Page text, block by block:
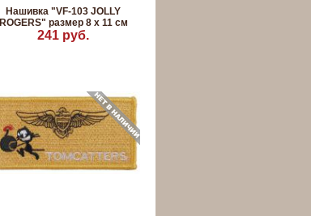
Нашивка "VF-103 JOLLY
ROGERS" размер 8 x 11 см
241 руб.